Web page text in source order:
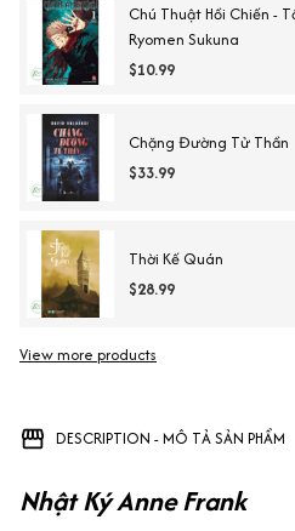
Chú Thuật Hồi Chiến -
Ryomen Sukuna
$10.99
Chặng Đường Tử Thần
$33.99
Thời Kế Quán
$28.99
View more products
DESCRIPTION - MÔ TẢ SẢN PHẨM
Nhật Ký Anne Frank